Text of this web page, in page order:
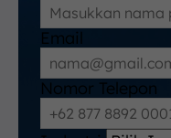
Email
Nomor Telepon